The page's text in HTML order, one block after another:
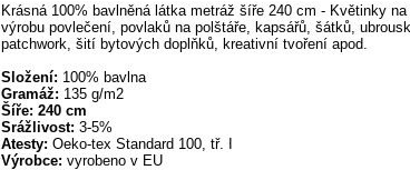
Krásná 100% bavlněná látka metráž šíře 240 cm - Květinky
výrobu povlečení, povlaků na polštáře, kapsářů, šátků,
patchwork, šití bytových doplňků, kreativní tvoření apod.
Složení: 100% bavlna
Gramáž: 135 g/m2
Šíře: 240 cm
Srážlivost: 3-5%
Atesty: Oeko-tex Standard 100, tř. I
Výrobce: vyrobeno v EU